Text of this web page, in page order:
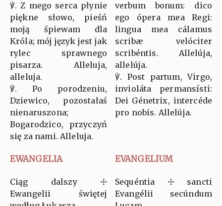
℣. Z mego serca płynie
piękne słowo, pieśń
moją śpiewam dla
Króla; mój język jest jak
rylec sprawnego
pisarza. Alleluja,
alleluja.
℣. Po porodzeniu,
Dziewico, pozostałaś
nienaruszona;
Bogarodzico, przyczyń
się za nami. Alleluja.
verbum bonum: dico
ego ópera mea Regi:
lingua mea cálamus
scribæ velóciter
scribéntis. Allelúja,
allelúja.
℣. Post partum, Virgo,
invioláta permansísti:
Dei Génetrix, intercéde
pro nobis. Allelúja.
EWANGELIA EVANGELIUM
Ciąg dalszy ☩
Ewangelii świętej
Sequéntia ☩ sancti
Evangélii secúndum